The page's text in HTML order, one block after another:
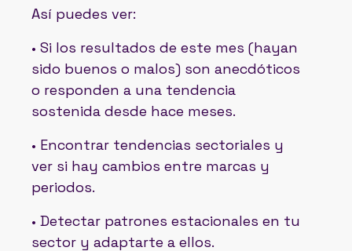
Así puedes ver:
• Si los resultados de este mes (hayan
sido buenos o malos) son anecdóticos
o responden a una tendencia
sostenida desde hace meses.
• Encontrar tendencias sectoriales y
ver si hay cambios entre marcas y
periodos.
• Detectar patrones estacionales en tu
sector y adaptarte a ellos.